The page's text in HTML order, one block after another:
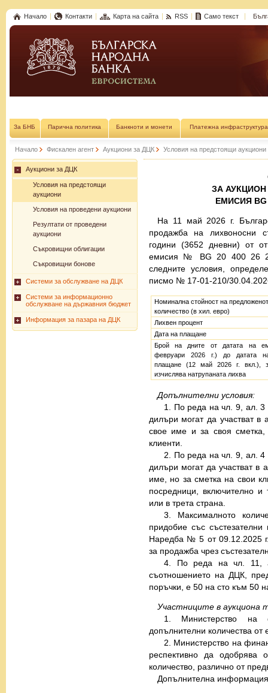
Начало Контакти Карта на сайта RSS Само текст
За БНБ Парична политика Банкноти и монети Платежна инфраструктура
Начало Фискален агент Аукциони за ДЦК Условия на предстоящи аукциони
Аукциони за ДЦК
Условия на предстоящи
аукциони
Условия на проведени аукциони
Резултати от проведени
аукциони
Съкровищни облигации
Съкровищни бонове
Системи за обслужване на ДЦК
Системи за информационно
обслужване на държавния бюджет
Информация за пазара на ДЦК
ЗА
ЕМИСИЯ BG
На 11 май 2026 г.
продажба на лихвоносни
години (3652 дневни) от
емисия № BG 20 400 26
следните условия,
писмо № 17-01-210/
Номинална стойност на
количество (в хил. евро)
Лихвен процент
Дата на плащане
Брой на дните от датата на
февруари 2026 г.) до датата
плащане (12 май 2026 г. вкл.),
изчислява натрупаната лихва
Допълнителни условия:
1. По реда на чл. 9, ал. 3
дилъри могат да участват в
свое име и за своя
клиенти.
2. По реда на чл. 9, ал. 4
дилъри могат да участват в
име, но за сметка на свои
посредници, включително и
или в трета страна.
3. Максималното
придобие със
Наредба № 5 от 09.12.2025
за продажба чрез
4. По реда на чл. 11,
съотношението на ДЦК,
поръчки, е 50 на сто към 50
Участниците в аукциона
1. Министерство на
допълнителни количества
2. Министерство на
респективно да одобрява
количество, различно от
Допълнителна